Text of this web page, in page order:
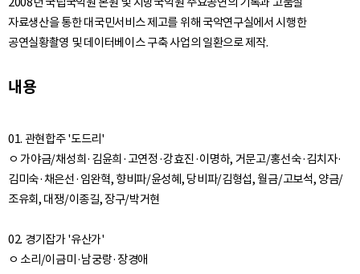
자료생산을 통한 대국민서비스 제고를 위해 국악연구실에서 시행한
공연실황촬영 및 데이터베이스 구축 사업의 일환으로 제작.
내용
01. 관현합주 '도드리'
ㅇ 가야금/채성희·김윤희·고연정·강효진·이명하, 거문고/홍선숙·김치자·
김미숙·채은선·임완혁, 향비파/윤성혜, 당비파/김형섭, 월금/고보석, 양금/
조유회, 대쟁/이종길, 장구/박거현
02. 경기잡가 '유산가'
ㅇ 소리/이금미·남궁랑·장경애